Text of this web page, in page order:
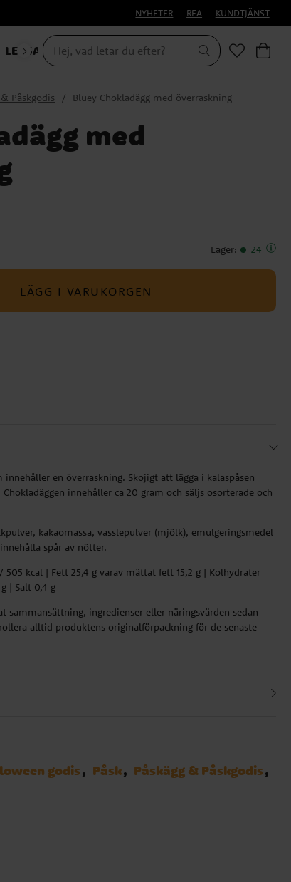
NYHETER REA KUNDTJÄNST
LEKSAKER & PRESENTER
Påskgodis Bluey Chokladägg med överraskning
med
Lager: 24
LÄGG I VARUKORGEN
en överraskning. Skojigt att lägga i kalaspåsen
innehåller ca 20 gram och säljs osorterade och
kakaomassa, vasslepulver (mjölk), emulgeringsmedel
spår av nötter.
505 kcal | Fett 25,4 g varav mättat fett 15,2 g | Kolhydrater
| Salt 0,4 g
sammansättning, ingredienser eller näringsvärden sedan
alltid produktens originalförpackning för de senaste
godis Påsk
Påskägg & Påskgodis